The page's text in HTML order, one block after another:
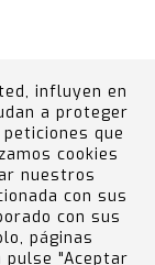
de
riesgos y
influyen en
a proteger
que
cookies
nuestros
con sus
con sus
páginas
"Aceptar